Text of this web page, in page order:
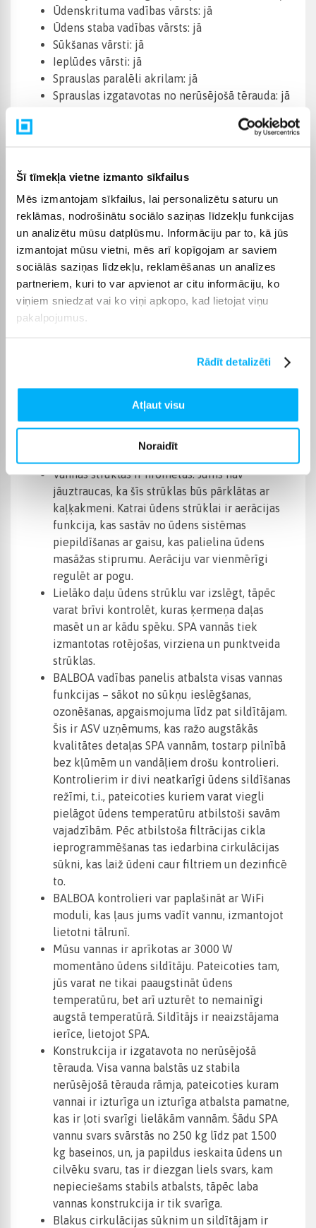
Šī tīmekļa vietne izmanto sīkfailus
Mēs izmantojam sīkfailus, lai personalizētu saturu un
reklāmas, nodrošinātu sociālo saziņas līdzekļu funkcijas
un analizētu mūsu datplūsmu. Informāciju par to, kā jūs
izmantojat mūsu vietni, mēs arī kopīgojam ar saviem
sociālās saziņas līdzekļu, reklamēšanas un analīzes
partneriem, kuri to var apvienot ar citu informāciju, ko
viņiem sniedzat vai ko viņi apkopo, kad lietojat viņu
pakalpojumus.
Rādīt detalizēti
Atļaut visu
Noraidīt
Ūdenskrituma vadības vārsts: jā
Ūdens staba vadības vārsts: jā
Sūkšanas vārsti: jā
Ieplūdes vārsti: jā
Sprauslas paralēli akrilam: jā
Sprauslas izgatavotas no nerūsējošā tērauda: jā
Izlietnes un vannas korpusa pilnīga izolācija: jā
Katrā mūsu piedāvātajā dārza burbuļvannā ir
baseins, kas izgatavots no augstas kvalitātes
akrila ASV. Vannas pārsegs ir 100% akrils bez
jebkādām piedevām, kas nozīmē, ka tas
neizbalēs pat pēc 10 gadiem un ir ļoti izturīgs
pret jebkādām skrāpējumiem. Mūsu vannu
akrila biezums ir vairākas reizes lielāks nekā
Akrila krāsu, tāpat kā korpusa krāsu, var
Strūklas ir iebūvētas akrilā, tāpēc, guļot vannā,
jūs negulēties uz strūklām (kā tas ir lielākajai
daļai šāda veida vannu), bet gan uz akrila.
Hidromasāžas laikā tās nespiež uz korpusa, kas
Vannas strūklas ir hromētas. Jums nav
jāuztraucas, ka šīs strūklas būs pārklātas ar
kaļķakmeni. Katrai ūdens strūklai ir aerācijas
funkcija, kas sastāv no ūdens sistēmas
piepildīšanas ar gaisu, kas palielina ūdens
masāžas stiprumu. Aerāciju var vienmērīgi
regulēt ar pogu.
Lielāko daļu ūdens strūklu var izslēgt, tāpēc
varat brīvi kontrolēt, kuras ķermeņa daļas
masēt un ar kādu spēku. SPA vannās tiek
izmantotas rotējošas, virziena un punktveida
strūklas.
BALBOA vadības panelis atbalsta visas vannas
funkcijas – sākot no sūkņu ieslēgšanas,
ozonēšanas, apgaismojuma līdz pat sildītājam.
Šis ir ASV uzņēmums, kas ražo augstākās
kvalitātes detaļas SPA vannām, tostarp pilnībā
bez kļūmēm un vandāļiem drošu kontrolieri.
Kontrolierim ir divi neatkarīgi ūdens sildīšanas
režīmi, t.i., pateicoties kuriem varat viegli
pielāgot ūdens temperatūru atbilstoši savām
vajadzībām. Pēc atbilstoša filtrācijas cikla
ieprogrammēšanas tas iedarbina cirkulācijas
sūkni, kas laiž ūdeni caur filtriem un dezinficē
to.
BALBOA kontrolieri var paplašināt ar WiFi
moduli, kas ļaus jums vadīt vannu, izmantojot
lietotni tālrunī.
Mūsu vannas ir aprīkotas ar 3000 W
momentāno ūdens sildītāju. Pateicoties tam,
jūs varat ne tikai paaugstināt ūdens
temperatūru, bet arī uzturēt to nemainīgi
augstā temperatūrā. Sildītājs ir neaizstājama
ierīce, lietojot SPA.
Konstrukcija ir izgatavota no nerūsējošā
tērauda. Visa vanna balstās uz stabila
nerūsējošā tērauda rāmja, pateicoties kuram
vannai ir izturīga un izturīga atbalsta pamatne,
kas ir ļoti svarīgi lielākām vannām. Šādu SPA
vannu svars svārstās no 250 kg līdz pat 1500
kg baseinos, un, ja papildus ieskaita ūdens un
cilvēku svaru, tas ir diezgan liels svars, kam
nepieciešams stabils atbalsts, tāpēc laba
vannas konstrukcija ir tik svarīga.
Blakus cirkulācijas sūknim un sildītājam ir